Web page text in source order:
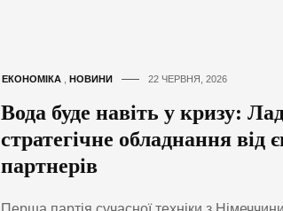
ЕКОНОМІКА , НОВИНИ 22 ЧЕРВНЯ, 2026
Вода буде навіть у кризу:
стратегічне обладнання від
партнерів